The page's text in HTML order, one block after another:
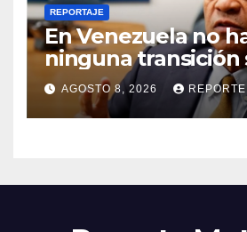
REPORTAJE
En Venezuela no
ninguna transición
ocupación a la
AGOSTO 8, 2026